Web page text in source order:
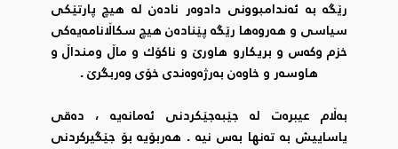
رێگە بە ئەندامبوونی دادوەر نادەن لە هیچ پارتێکی
سیاسی و هەروەها رێگە پێنادەن هیچ سکاڵانامەیەکی
خزم وکەس و بریکارو هاورێ و ناکۆك و ماڵ ومنداڵ و
هاوسەر و خاوەن بەرژەوەندی خۆی وەربگرێ .
بەڵام عیبرەت لە جێبەجێکردنی ئەمانەیە ، دەقی
یاساییش بە تەنها بەس نیە . هەربۆیە بۆ جێگیرکردنی